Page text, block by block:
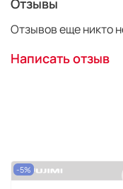
встроенная
Отзывы
Отзывов еще никто
Написать отзыв
-5%